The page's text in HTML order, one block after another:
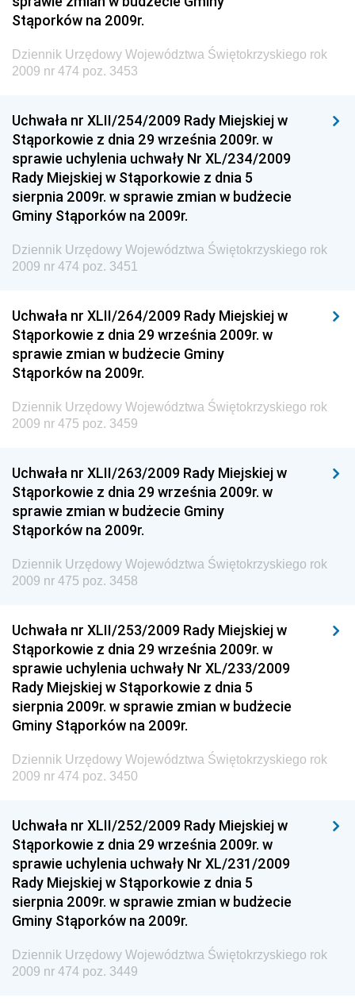
Gospodarki Terenowej i Ochrony Środowiska
Gospodarki Przestrzennej
Dziennik Urzędowy Ministerstwa Przemysłu
Chemicznego i Lekkiego
Dziennik Urzędowy Ministerstwa Rolnictwa i
Gospodarki Żywnościowej
Społecznej
Dziennik Urzędowy Ministra Cyfryzacji
Dziennik Urzędowy Ministra Infrastruktury i
Budownictwa
Dziennik Urzędowy Ministra Gospodarki Morskiej i
Dziennik Urzędowy Ministra Energii
Dziennik Urzędowy Ministra Sprawiedliwości
Dziennik Urzędowy Ministra Rozwoju i Finansów
Dziennik Urzędowy Wyższego Urzędu Górniczego
Dziennik Urzędowy Prezesa Urzędu Transportu
Kolejowego
Technologii
Dziennik Urzędowy Ministra Inwestycji i Rozwoju
Dziennik Urzędowy Naczelnego Dyrektora Archiwów
Państwowych
Dziennik Urzędowy Ministra Finansów, Inwestycji i
Dziennik Urzędowy Ministra Klimatu
Dziennik Urzędowy Ministra Funduszy i Polityki
Regionalnej
Dziennik Urzędowy Ministra Aktywów Państwowych
Dziennik Urzędowy Ministra Zdrowia
Dziennik Urzędowy Ministra Środowiska i Głównego
Dziennik Urzędowy Ministra Klimatu i Środowiska
Stąporków na 2009r.
Dziennik Urzędowy Województwa Świętokrzyskiego rok
2009 nr 474 poz. 3453
Uchwała nr XLII/254/2009 Rady Miejskiej w
Stąporkowie z dnia 29 września 2009r. w
sprawie uchylenia uchwały Nr XL/234/2009
Rady Miejskiej w Stąporkowie z dnia 5
sierpnia 2009r. w sprawie zmian w budżecie
Gminy Stąporków na 2009r.
Dziennik Urzędowy Województwa Świętokrzyskiego rok
2009 nr 474 poz. 3451
Uchwała nr XLII/264/2009 Rady Miejskiej w
Stąporkowie z dnia 29 września 2009r. w
sprawie zmian w budżecie Gminy
Stąporków na 2009r.
Dziennik Urzędowy Województwa Świętokrzyskiego rok
2009 nr 475 poz. 3459
Uchwała nr XLII/263/2009 Rady Miejskiej w
Stąporkowie z dnia 29 września 2009r. w
sprawie zmian w budżecie Gminy
Stąporków na 2009r.
Dziennik Urzędowy Województwa Świętokrzyskiego rok
2009 nr 475 poz. 3458
Uchwała nr XLII/253/2009 Rady Miejskiej w
Stąporkowie z dnia 29 września 2009r. w
sprawie uchylenia uchwały Nr XL/233/2009
Rady Miejskiej w Stąporkowie z dnia 5
sierpnia 2009r. w sprawie zmian w budżecie
Gminy Stąporków na 2009r.
Dziennik Urzędowy Województwa Świętokrzyskiego rok
2009 nr 474 poz. 3450
Uchwała nr XLII/252/2009 Rady Miejskiej w
Stąporkowie z dnia 29 września 2009r. w
sprawie uchylenia uchwały Nr XL/231/2009
Rady Miejskiej w Stąporkowie z dnia 5
sierpnia 2009r. w sprawie zmian w budżecie
Gminy Stąporków na 2009r.
Dziennik Urzędowy Województwa Świętokrzyskiego rok
2009 nr 474 poz. 3449